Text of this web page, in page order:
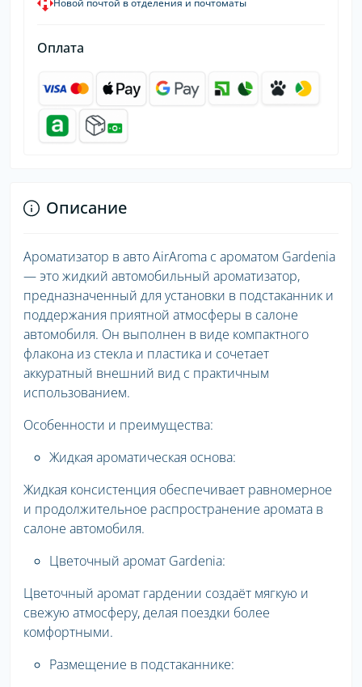
Новой почтой в отделения и почтоматы
Оплата
Описание
Ароматизатор в авто AirAroma с ароматом Gardenia
— это жидкий автомобильный ароматизатор,
предназначенный для установки в подстаканник и
поддержания приятной атмосферы в салоне
автомобиля. Он выполнен в виде компактного
флакона из стекла и пластика и сочетает
аккуратный внешний вид с практичным
использованием.
Особенности и преимущества:
Жидкая ароматическая основа:
Жидкая консистенция обеспечивает равномерное
и продолжительное распространение аромата в
салоне автомобиля.
Цветочный аромат Gardenia:
Цветочный аромат гардении создаёт мягкую и
свежую атмосферу, делая поездки более
комфортными.
Размещение в подстаканнике: